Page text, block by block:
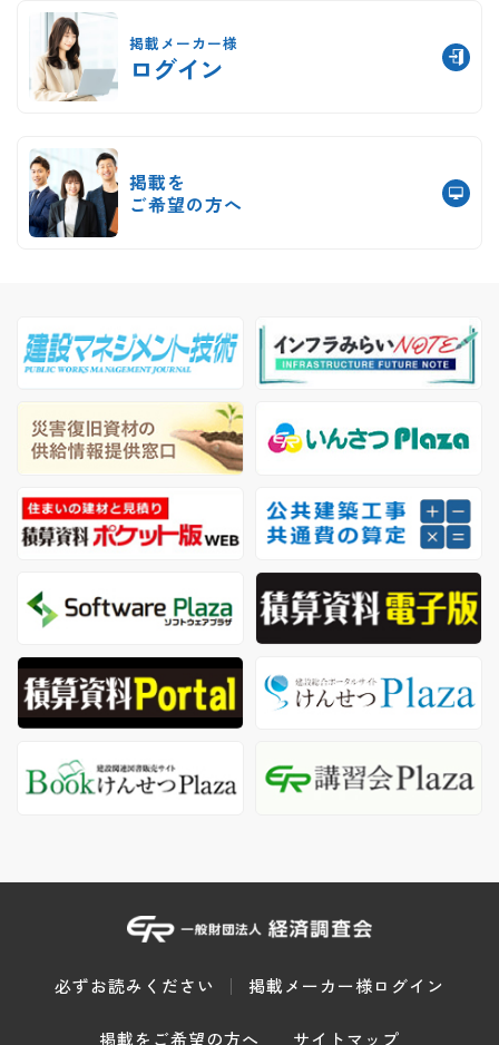
掲載メーカー様
ログイン
掲載を
ご希望の方へ
必ずお読みください 掲載メーカー様ログイン
掲載をご希望の方へ サイトマップ